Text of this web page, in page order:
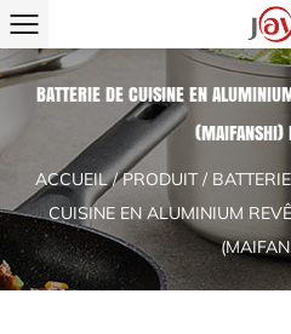
BATTERIE DE CUISINE EN
(MAIFANSHI)
ACCUEIL/PRODUIT/
CUISINE EN ALUMINIUM